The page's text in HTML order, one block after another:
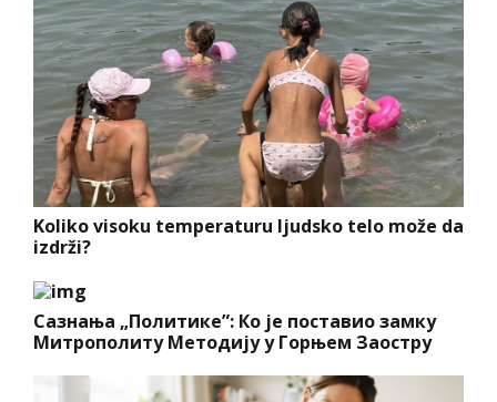
Koliko visoku temperaturu ljudsko telo može da
izdrži?
Сазнања „Политике”: Ко је поставио замку
Митрополиту Методију у Горњем Заостру